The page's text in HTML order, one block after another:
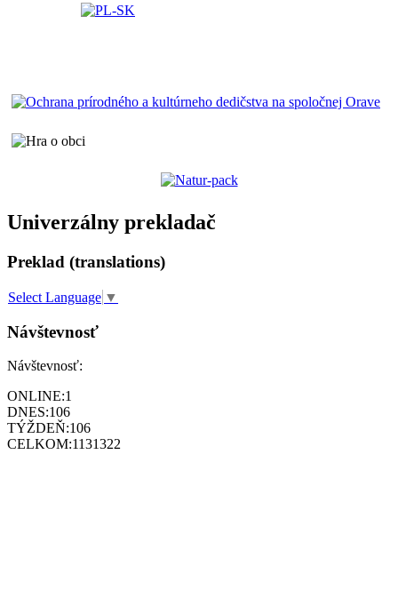
Univerzálny prekladač
Preklad (translations)
Select Language ▼
Návštevnosť
Návštevnosť:
ONLINE:1
DNES:106
TÝŽDEŇ:106
CELKOM:1131322